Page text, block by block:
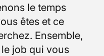
le temps
êtes et ce
Ensemble,
job qui vous